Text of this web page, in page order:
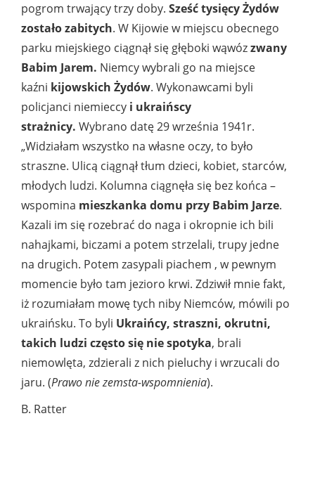
pogrom trwający trzy doby. Sześć tysięcy Żydów
zostało zabitych. W Kijowie w miejscu obecnego
parku miejskiego ciągnął się głęboki wąwózzwany
Babim Jarem. Niemcy wybrali go na miejsce
kaźni kijowskich Żydów. Wykonawcami byli
policjanci niemieccy i ukraińscy
strażnicy. Wybrano datę 29 września 1941r.
„Widziałam wszystko na własne oczy, to było
straszne. Ulicą ciągnął tłum dzieci, kobiet, starców,
młodych ludzi. Kolumna ciągnęła się bez końca –
wspomina mieszkanka domu przy Babim Jarze.
Kazali im się rozebrać do naga i okropnie ich bili
nahajkami, biczami a potem strzelali, trupy jedne
na drugich. Potem zasypali piachem , w pewnym
momencie było tam jezioro krwi. Zdziwił mnie fakt,
iż rozumiałam mowę tych niby Niemców, mówili po
ukraińsku. To byli Ukraińcy, straszni, okrutni,
takich ludzi często się nie spotyka, brali
niemowlęta, zdzierali z nich pieluchy i wrzucali do
jaru. (Prawo nie zemsta-wspomnienia).
B. Ratter